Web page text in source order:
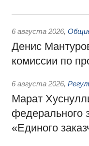
6 августа 2026,
Денис
комиссии по
6 августа 2026,
Марат
федерального
«Единого